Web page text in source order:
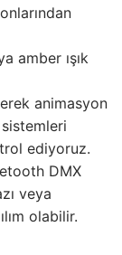
amber ışık
animasyon
ediyoruz.
DMX
veya
olabilir.